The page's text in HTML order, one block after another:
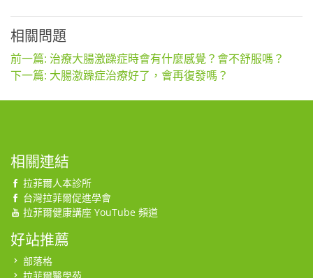
相關問題
前一篇: 治療大腸激躁症時會有什麼感覺？會不舒服嗎？
下一篇: 大腸激躁症治療好了，會再復發嗎？
相關連結
拉菲爾人本診所
台灣拉菲爾促進學會
拉菲爾健康講座 YouTube 頻道
好站推薦
部落格